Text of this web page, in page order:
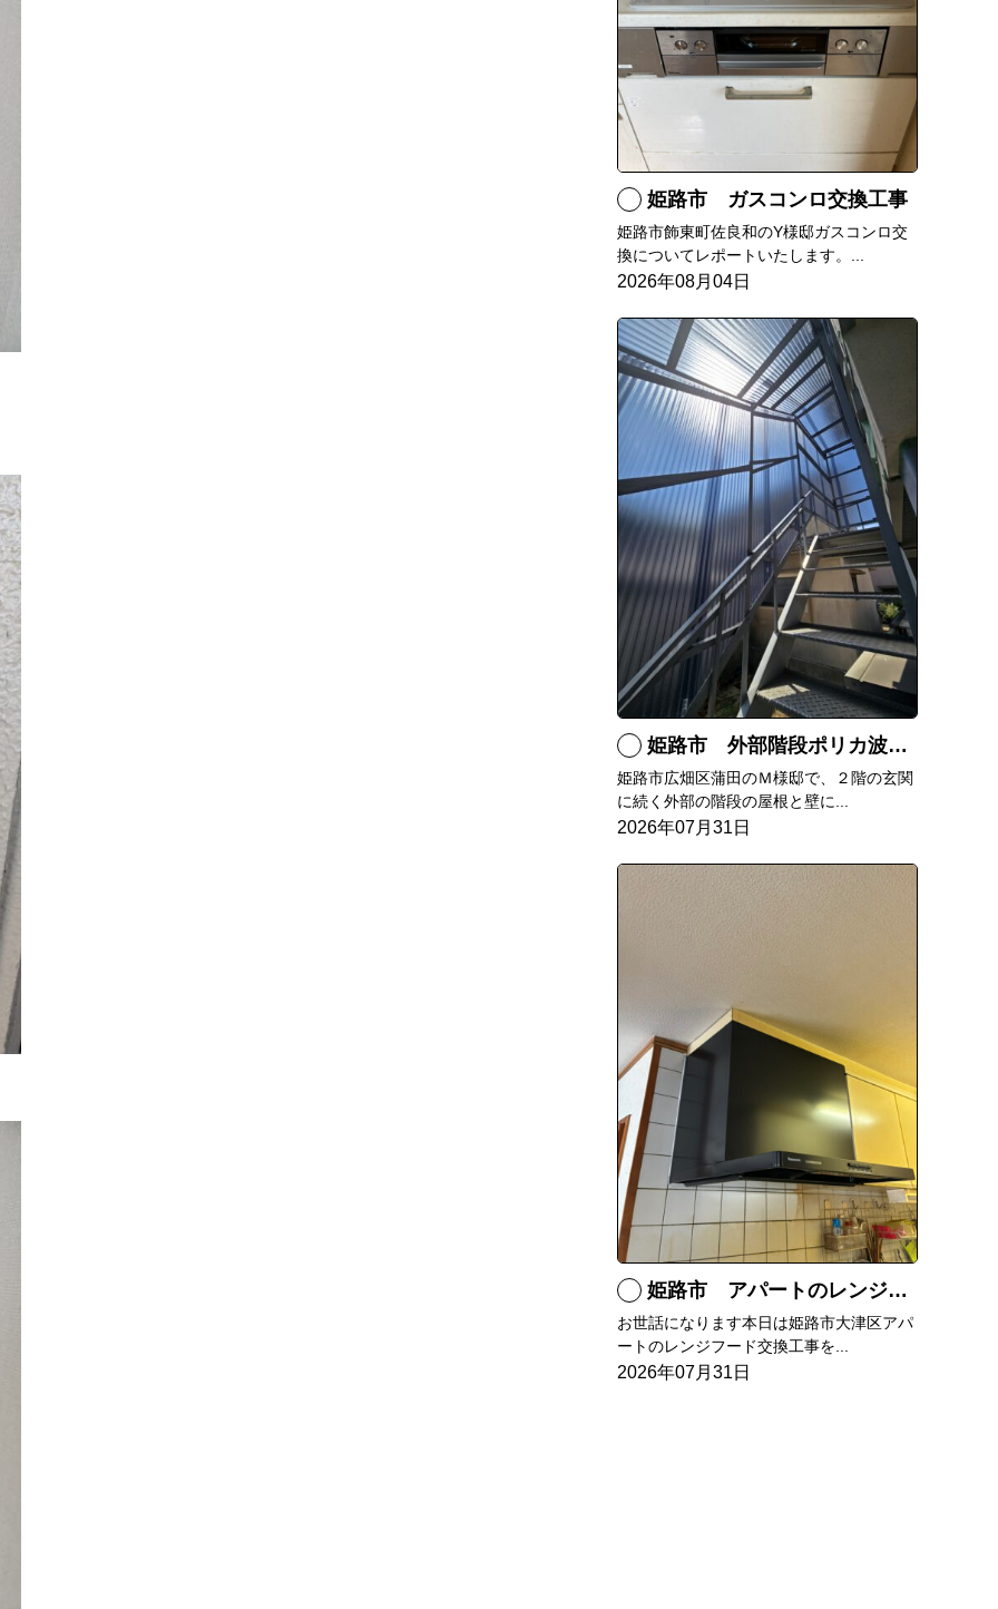
姫路市 ガスコンロ交換工事
姫路市飾東町佐良和のY様邸ガスコンロ交
換についてレポートいたします。...
2026年08月04日
姫路市 外部階段ポリカ波板張替工事
姫路市広畑区蒲田のＭ様邸で、２階の玄関
に続く外部の階段の屋根と壁に...
2026年07月31日
姫路市 アパートのレンジフード交換
お世話になります本日は姫路市大津区アパ
ートのレンジフード交換工事を...
2026年07月31日